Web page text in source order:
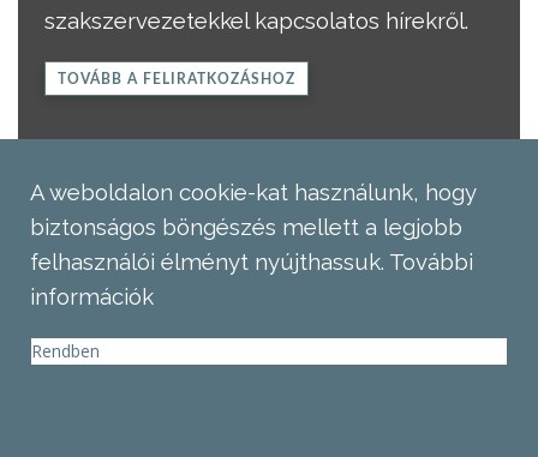
szakszervezetekkel kapcsolatos hírekről.
TOVÁBB A FELIRATKOZÁSHOZ
A weboldalon cookie-kat használunk, hogy
biztonságos böngészés mellett a legjobb
felhasználói élményt nyújthassuk. További
információk
Rendben